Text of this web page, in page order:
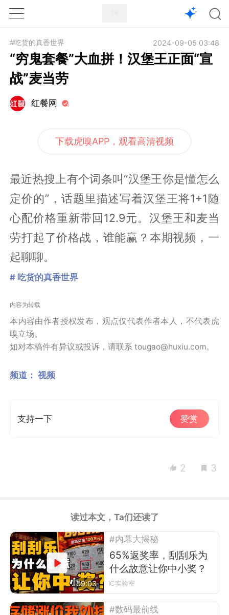
1X
#吃货的真香世界 2024-09-05 03:48
“穷鬼套餐”大血拼！汉堡王正面“宣
战”麦当劳
红餐网
下载虎嗅APP，观看高清视频
最近热搜上有个词条叫“汉堡王你是懂怎么
定价的”，话题里描述写着汉堡王将1+1随
心配价格重新带回12.9元。汉堡王和麦当
劳打起了价格战，谁能赢？本期视频，一
起聊聊。
# 吃货的真香世界
内容为转载
本内容由作者授权发布，观点仅代表作者本人，不代表虎
嗅立场。
如对本稿件有异议或投诉，请联系 tougao@huxiu.com。
频道： 视频
支持一下 赞赏
2 3
读过本文，Ta们还读了
09:03
#内幕大揭秘
65%返奖率，刮刮乐为
什么故意让你中小奖？
IC实验室
#数码最前线